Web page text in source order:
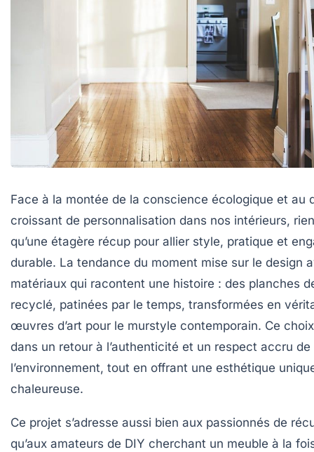
Face à la montée de la conscience écologique et au
croissant de personnalisation dans nos intérieurs,
qu’une étagère récup pour allier style, pratique et
durable. La tendance du moment mise sur le design
matériaux qui racontent une histoire : des planches
recyclé, patinées par le temps, transformées en
œuvres d’art pour le murstyle contemporain. Ce
dans un retour à l’authenticité et un respect accru de
l’environnement, tout en offrant une esthétique
chaleureuse.
Ce projet s’adresse aussi bien aux passionnés de
qu’aux amateurs de DIY cherchant un meuble à la